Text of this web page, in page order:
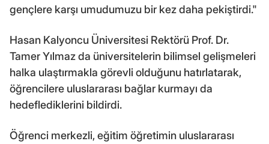
gençlere karşı umudumuzu bir kez daha pekiştirdi."
Hasan Kalyoncu Üniversitesi Rektörü Prof. Dr.
Tamer Yılmaz da üniversitelerin bilimsel gelişmeleri
halka ulaştırmakla görevli olduğunu hatırlatarak,
öğrencilere uluslararası bağlar kurmayı da
hedeflediklerini bildirdi.
Öğrenci merkezli, eğitim öğretimin uluslararası